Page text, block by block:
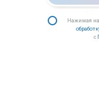
Нажимая на
с